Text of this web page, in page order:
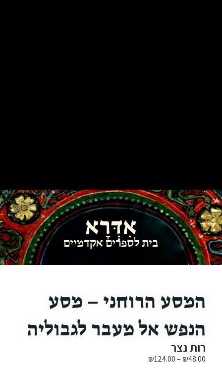
אִדְּרָא
בית לספרים אקדמיים
המסע הרוחני – מסע
הנפש אל מעבר לגבוליה
רות נצר
₪48.00
–
₪124.00